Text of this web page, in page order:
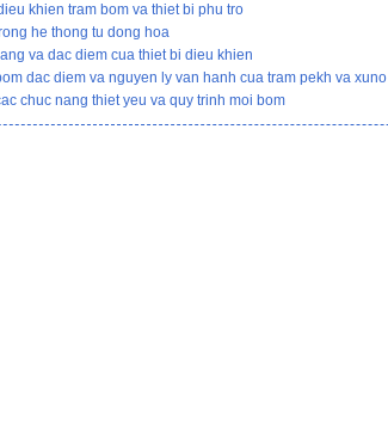
khien tram bom va thiet bi phu tro
he thong tu dong hoa
va dac diem cua thiet bi dieu khien
dac diem va nguyen ly van hanh cua tram pekh va xuno
chuc nang thiet yeu va quy trinh moi bom